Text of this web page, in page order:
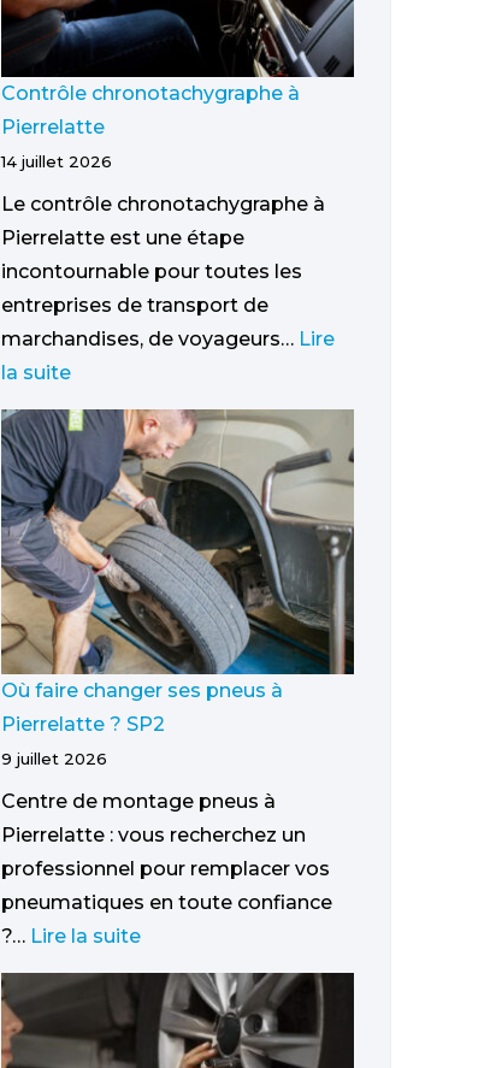
Contrôle chronotachygraphe à
Pierrelatte
14 juillet 2026
Le contrôle chronotachygraphe à
Pierrelatte est une étape
incontournable pour toutes les
entreprises de transport de
marchandises, de voyageurs… Lire
la suite
Où faire changer ses pneus à
Pierrelatte ? SP2
9 juillet 2026
Centre de montage pneus à
Pierrelatte : vous recherchez un
professionnel pour remplacer vos
pneumatiques en toute confiance
?… Lire la suite